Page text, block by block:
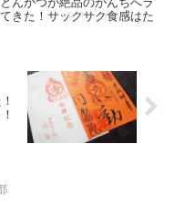
きた！サックサク食感はた